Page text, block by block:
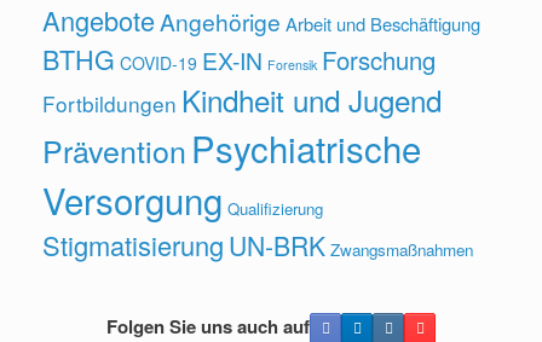
AngeboteAngehörige Arbeit und Beschäftigung
BTHG COVID-19 EX-IN Forensik Forschung
Fortbildungen Kindheit und Jugend
PräventionPsychiatrische
Versorgung Qualifizierung
Stigmatisierung UN-BRK Zwangsmaßnahmen
Folgen Sie uns auch auf